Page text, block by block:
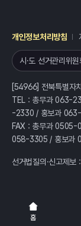
홈
개인정보처리방침
시·도 선거관리위원
[54966] 전북특별자
TEL : 총무과 063-
-2330 / 홍보과
FAX : 총무과
058-3305 / 홍보과
선거법질의·신고제보